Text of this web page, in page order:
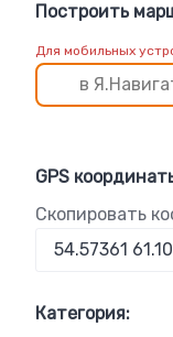
Построить
Для мобильных
в
GPS
Скопировать
Категория: